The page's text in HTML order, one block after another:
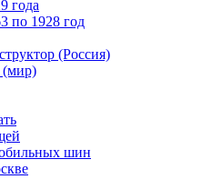
года
по 1928 год
(Россия)
(мир)
шин